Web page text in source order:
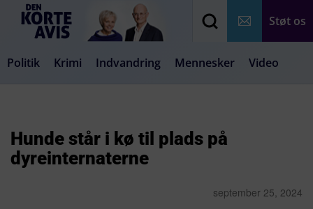
Støt os
Politik Krimi Indvandring Mennesker Video
Hunde står i kø til plads på
dyreinternaterne
september 25, 2024